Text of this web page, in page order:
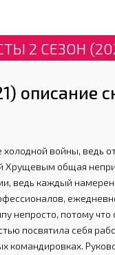
2 СЕЗОН
описание
холодной войны, ведь
общая
ведь каждый
непросто, потому что
посвятила себя
командировках.